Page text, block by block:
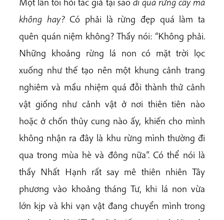
không hay? Có phải là rừng đẹp quá làm ta
quên quán niệm không? Thầy nói: “Không phải.
Những khoảng rừng lá non có mặt trời lọc
xuống như thế tạo nên một khung cảnh trang
nghiêm và mầu nhiệm quá đỗi thành thử cảnh
vật giống như cảnh vật ở nơi thiên tiên nào
hoặc ở chốn thủy cung nào ấy, khiến cho mình
không nhận ra đây là khu rừng mình thường đi
qua trong mùa hè và đông nữa”. Có thể nói là
thầy Nhất Hạnh rất say mê thiên nhiên Tây
phương vào khoảng tháng Tư, khi lá non vừa
lớn kịp và khi vạn vật đang chuyển mình trong